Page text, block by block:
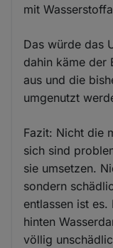
mit
Das würde das
dahin käme der
aus und die
umgenutzt
Fazit: Nicht die
sich sind
sie umsetzen.
sondern
entlassen ist
hinten
völlig